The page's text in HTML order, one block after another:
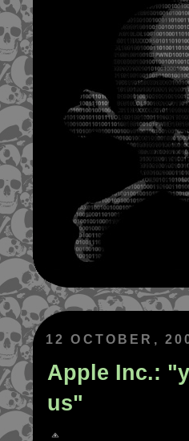
12 OCTOBER,
Apple Inc.:
us"